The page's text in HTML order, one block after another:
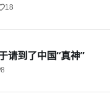
18
请到了中国“真神”
8